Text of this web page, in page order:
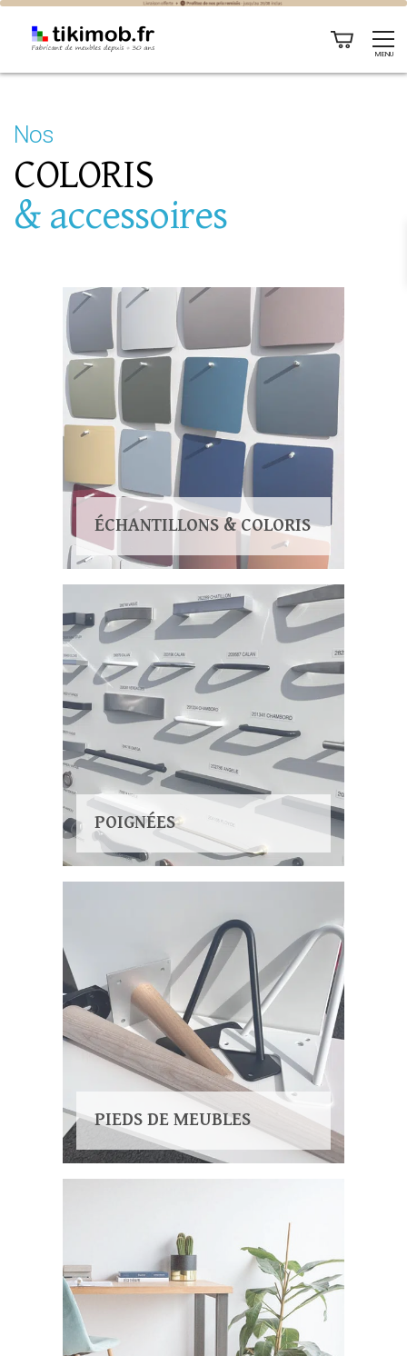
MENU
Nos
COLORIS
& accessoires
ÉCHANTILLONS & COLORIS
POIGNÉES
PIEDS DE MEUBLES